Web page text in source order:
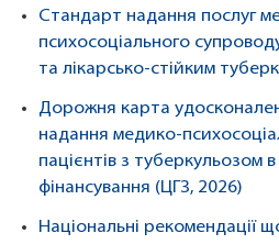
Стандарт надання послуг
психосоціального
та лікарсько-стійким
Дорожня карта
надання медико-
пацієнтів з туберкульозом
фінансування (ЦГЗ, 2026)
Національні рекомендації